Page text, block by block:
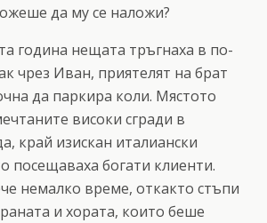
да му се наложи?
година нещата тръгнаха в по-
чрез Иван, приятелят на брат
да паркира коли. Мястото
високи сгради в
край изискан италиански
посещаваха богати клиенти.
немалко време, откакто стъпи
и хората, които беше